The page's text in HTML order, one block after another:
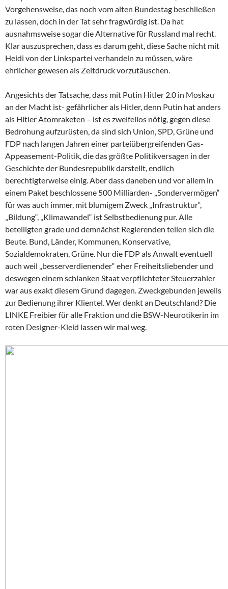
Vorgehensweise, das noch vom alten Bundestag beschließen
zu lassen, doch in der Tat sehr fragwürdig ist. Da hat
ausnahmsweise sogar die Alternative für Russland mal recht.
Klar auszusprechen, dass es darum geht, diese Sache nicht mit
Heidi von der Linkspartei verhandeln zu müssen, wäre
ehrlicher gewesen als Zeitdruck vorzutäuschen.
Angesichts der Tatsache, dass mit Putin Hitler 2.0 in Moskau
an der Macht ist- gefährlicher als Hitler, denn Putin hat anders
als Hitler Atomraketen – ist es zweifellos nötig, gegen diese
Bedrohung aufzurüsten, da sind sich Union, SPD, Grüne und
FDP nach langen Jahren einer parteiübergreifenden Gas-
Appeasement-Politik, die das größte Politikversagen in der
Geschichte der Bundesrepublik darstellt, endlich
berechtigterweise einig. Aber dass daneben und vor allem in
einem Paket beschlossene 500 Milliarden- „Sondervermögen“
für was auch immer, mit blumigem Zweck „Infrastruktur“,
„Bildung“, „Klimawandel“ ist Selbstbedienung pur. Alle
beteiligten grade und demnächst Regierenden teilen sich die
Beute. Bund, Länder, Kommunen, Konservative,
Sozialdemokraten, Grüne. Nur die FDP als Anwalt eventuell
auch weil „besserverdienender“ eher Freiheitsliebender und
deswegen einem schlanken Staat verpflichteter Steuerzahler
war aus exakt diesem Grund dagegen. Zweckgebunden jeweils
zur Bedienung ihrer Klientel. Wer denkt an Deutschland? Die
LINKE Freibier für alle Fraktion und die BSW-Neurotikerin im
roten Designer-Kleid lassen wir mal weg.